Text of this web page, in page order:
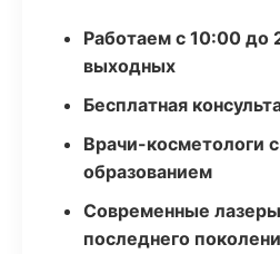
Работаем с 10:00 до
выходных
Бесплатная
Врачи-косметологи
образованием
Современные
последнего